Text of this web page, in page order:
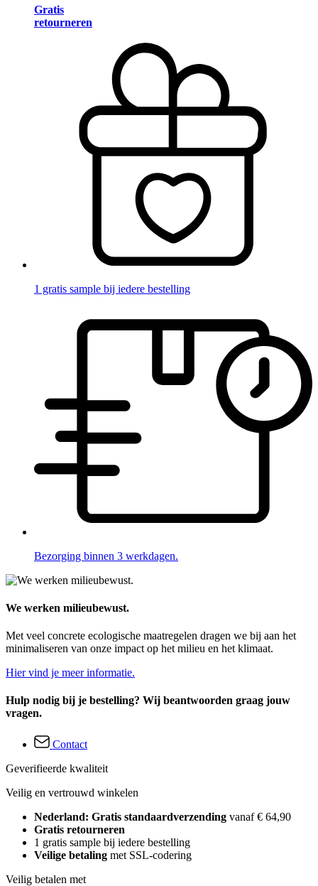
Gratis
retourneren
1 gratis sample bij iedere bestelling
Bezorging binnen 3 werkdagen.
We werken milieubewust.
Met veel concrete ecologische maatregelen dragen we bij aan het
minimaliseren van onze impact op het milieu en het klimaat.
Hier vind je meer informatie.
Hulp nodig bij je bestelling? Wij beantwoorden graag jouw
vragen.
Contact
Geverifieerde kwaliteit
Veilig en vertrouwd winkelen
Nederland: Gratis standaardverzending vanaf € 64,90
Gratis retourneren
1 gratis sample bij iedere bestelling
Veilige betaling met SSL-codering
Veilig betalen met